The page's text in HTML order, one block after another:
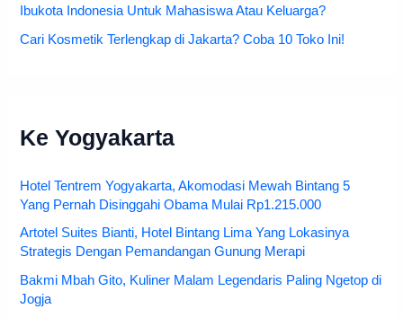
Ibukota Indonesia Untuk Mahasiswa Atau Keluarga?
Cari Kosmetik Terlengkap di Jakarta? Coba 10 Toko Ini!
Ke Yogyakarta
Hotel Tentrem Yogyakarta, Akomodasi Mewah Bintang 5
Yang Pernah Disinggahi Obama Mulai Rp1.215.000
Artotel Suites Bianti, Hotel Bintang Lima Yang Lokasinya
Strategis Dengan Pemandangan Gunung Merapi
Bakmi Mbah Gito, Kuliner Malam Legendaris Paling Ngetop di
Jogja